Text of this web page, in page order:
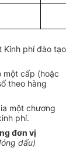
phí đào tạo
một cấp (hoặc
theo hàng
một chương
phí.
đơn vị
dấu)